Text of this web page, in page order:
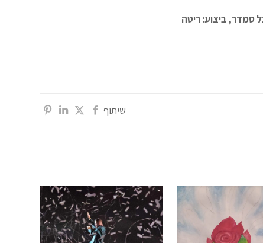
סמדר, ביצוע: ריטה
שיתוף